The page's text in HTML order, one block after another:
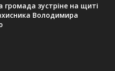
громада зустріне на щиті
Володимира